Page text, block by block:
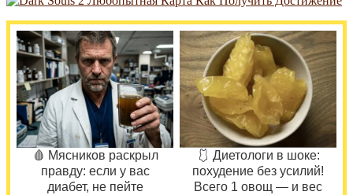
🩸 Мясников раскрыл
правду: если у вас
диабет, не пейте
🩱 Диетологи в шоке:
похудение без усилий!
Всего 1 овощ — и вес